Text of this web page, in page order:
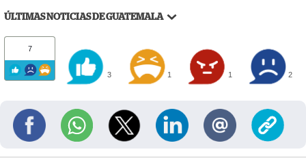
ÚLTIMAS NOTICIAS DE GUATEMALA
7
3 1 1 2